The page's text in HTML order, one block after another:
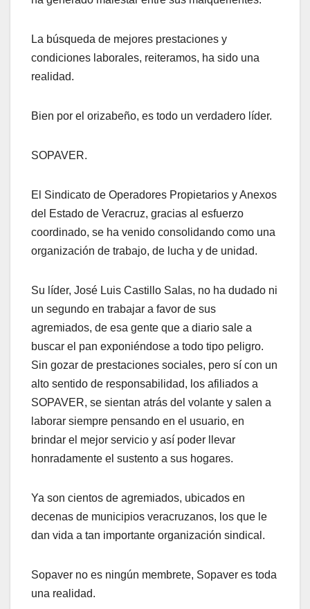
La búsqueda de mejores prestaciones y
condiciones laborales, reiteramos, ha sido una
realidad.
Bien por el orizabeño, es todo un verdadero líder.
SOPAVER.
El Sindicato de Operadores Propietarios y Anexos
del Estado de Veracruz, gracias al esfuerzo
coordinado, se ha venido consolidando como una
organización de trabajo, de lucha y de unidad.
Su líder, José Luis Castillo Salas, no ha dudado ni
un segundo en trabajar a favor de sus
agremiados, de esa gente que a diario sale a
buscar el pan exponiéndose a todo tipo peligro.
Sin gozar de prestaciones sociales, pero sí con un
alto sentido de responsabilidad, los afiliados a
SOPAVER, se sientan atrás del volante y salen a
laborar siempre pensando en el usuario, en
brindar el mejor servicio y así poder llevar
honradamente el sustento a sus hogares.
Ya son cientos de agremiados, ubicados en
decenas de municipios veracruzanos, los que le
dan vida a tan importante organización sindical.
Sopaver no es ningún membrete, Sopaver es toda
una realidad.